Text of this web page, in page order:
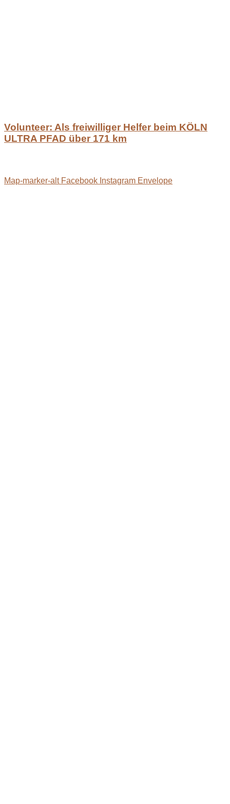
Volunteer: Als freiwilliger Helfer beim KÖLN
ULTRA PFAD über 171 km
Map-marker-alt Facebook Instagram Envelope